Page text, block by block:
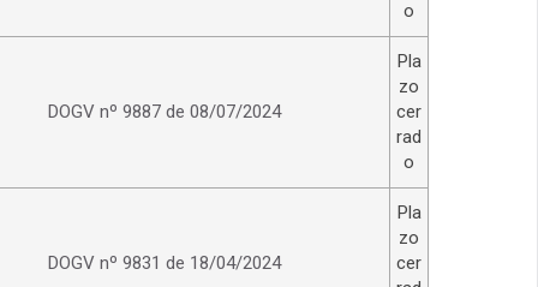
o
DOGV nº 9887 de 08/07/2024
Pla
zo
cer
rad
o
DOGV nº 9831 de 18/04/2024
Pla
zo
cer